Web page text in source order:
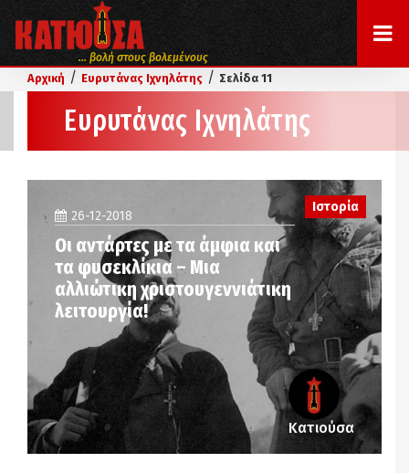
... βολή στους βολεμένους
Αρχική / Ευρυτάνας Ιχνηλάτης / Σελίδα 11
Ευρυτάνας Ιχνηλάτης
Ιστορία
26-12-2018
Οι αντάρτες με τα άμφια και
τα φυσεκλίκια – Μια
αλλιώτικη χριστουγεννιάτικη
λειτουργία!
Κατιούσα